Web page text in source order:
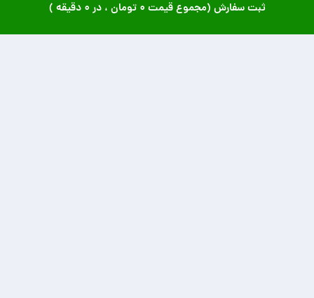
ثبت سفارش (مجموع قیمت ۰ تومان ، در ۰ دقیقه )